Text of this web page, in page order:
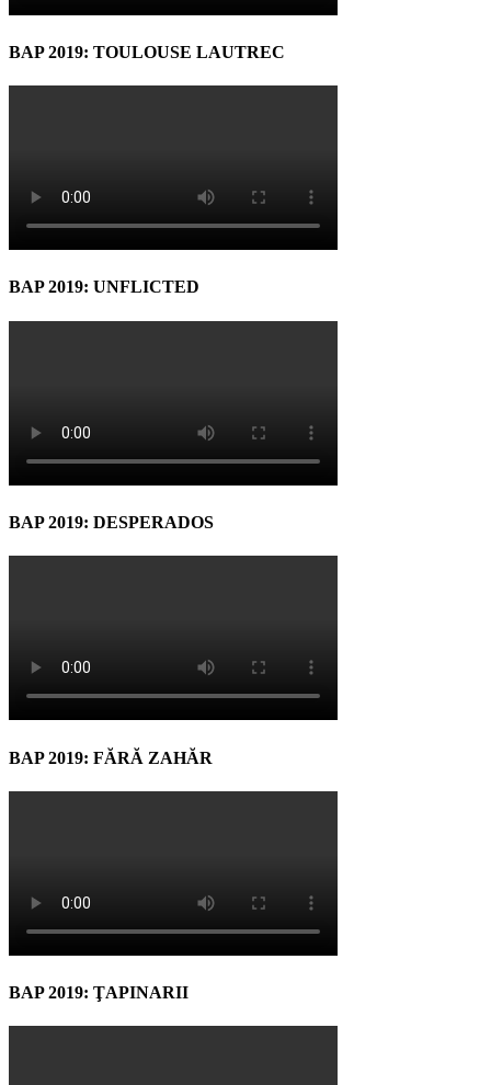
BAP 2019: TOULOUSE LAUTREC
BAP 2019: UNFLICTED
BAP 2019: DESPERADOS
BAP 2019: FĂRĂ ZAHĂR
BAP 2019: ŢAPINARII